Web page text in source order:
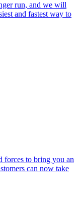
run, and we will
and fastest way to
forces to bring you an
can now take